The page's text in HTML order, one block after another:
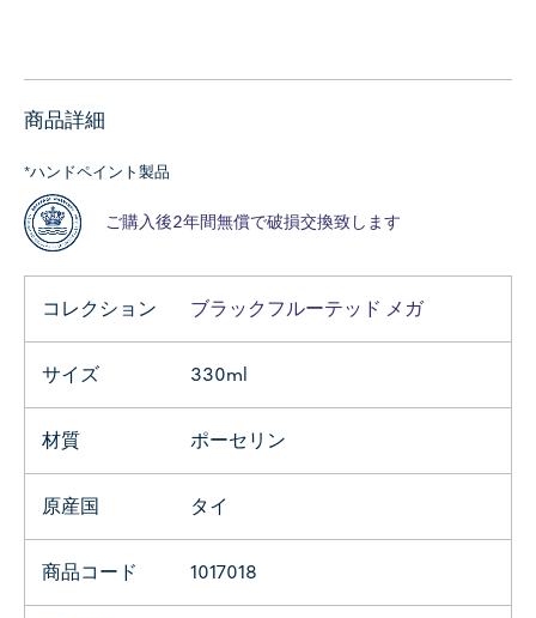
商品詳細
*ハンドペイント製品
ご購入後2年間無償で破損交換致します
コレクション ブラックフルーテッド メガ
サイズ 330ml
材質 ポーセリン
原産国 タイ
商品コード 1017018